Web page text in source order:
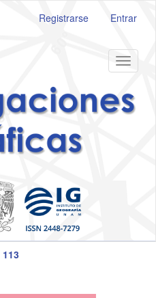
Registrarse Entrar
Toggle
113